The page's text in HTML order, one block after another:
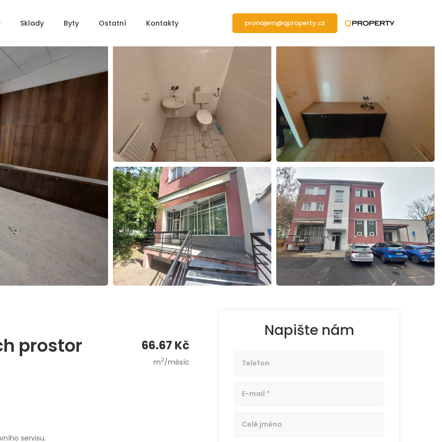
Sklady Byty Ostatní Kontakty pronajem@qproperty.cz
prostor 66.67 Kč
m2/měsíc
servisu.
Napište nám